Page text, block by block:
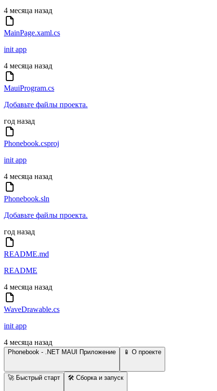
4 месяца назад
MainPage.xaml.cs
init app
4 месяца назад
MauiProgram.cs
Добавьте файлы проекта.
год назад
Phonebook.csproj
init app
4 месяца назад
Phonebook.sln
Добавьте файлы проекта.
год назад
README.md
README
4 месяца назад
WaveDrawable.cs
init app
4 месяца назад
Phonebook - .NET MAUI Приложение 📱 О проекте
🚀 Быстрый старт 🛠️ Сборка и запуск